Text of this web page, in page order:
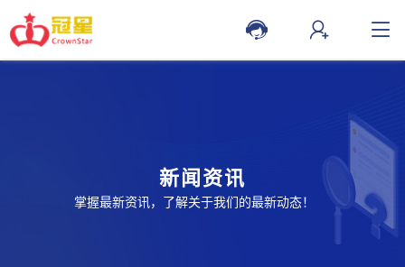
新闻资讯
掌握最新资讯，了解关于我们的最新动态！